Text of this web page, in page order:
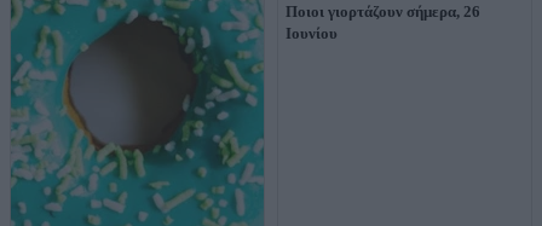
Ποιοι γιορτάζουν σήμερα, 26
Ιουνίου